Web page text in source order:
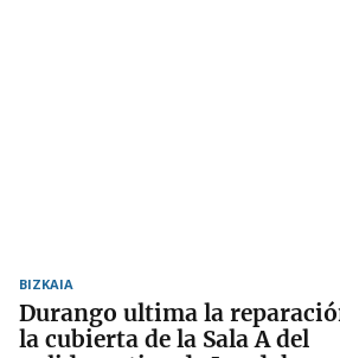
BIZKAIA
Durango ultima la
la cubierta de la Sala A del